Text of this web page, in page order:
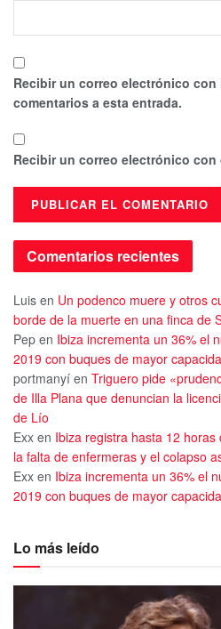
Recibir un correo electrónico
comentarios a esta entrada.
Recibir un correo electrónico con
Comentarios recientes
Luis en Un podenco muere y otros
borde de la muerte en una finca de
Pep en Ibiza incrementa un 36% el
2019 con buques de mayor
portmanyí en Triguero pide
de Illa Plana que denuncian la
de Lío
Exx en Ibiza registra hasta 12
la falta de enfermeras y el colapso
Exx en Ibiza incrementa un 36% el
2019 con buques de mayor
Lo más leído